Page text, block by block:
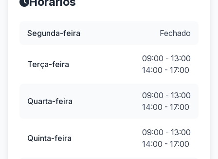
Segunda-feira Fechado
Terça-feira
09:00 - 13:00
14:00 - 17:00
Quarta-feira
09:00 - 13:00
14:00 - 17:00
Quinta-feira
09:00 - 13:00
14:00 - 17:00